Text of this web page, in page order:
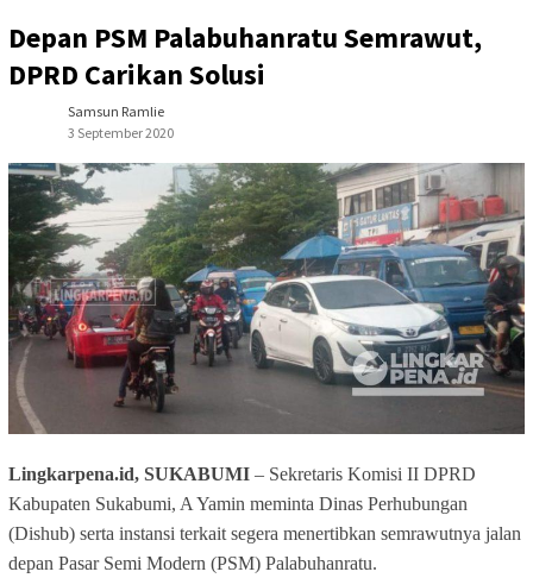
Depan PSM Palabuhanratu Semrawut,
DPRD Carikan Solusi
Samsun Ramlie
3 September 2020
Lingkarpena.id, SUKABUMI – Sekretaris Komisi II DPRD
Kabupaten Sukabumi, A Yamin meminta Dinas Perhubungan
(Dishub) serta instansi terkait segera menertibkan semrawutnya jalan
depan Pasar Semi Modern (PSM) Palabuhanratu.